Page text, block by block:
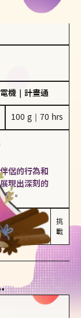
機 計畫通
100 g｜70 hrs
侶的行為和
現出深刻的
息。
較強
控制欲
挑
戰